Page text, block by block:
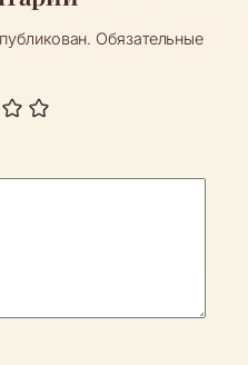
Обязательные